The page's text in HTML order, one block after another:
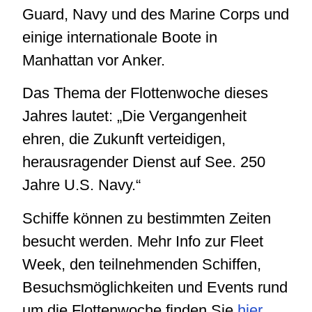
Guard, Navy und des Marine Corps und
einige internationale Boote in
Manhattan vor Anker.
Das Thema der Flottenwoche dieses
Jahres lautet: „Die Vergangenheit
ehren, die Zukunft verteidigen,
herausragender Dienst auf See. 250
Jahre U.S. Navy.“
Schiffe können zu bestimmten Zeiten
besucht werden. Mehr Info zur Fleet
Week, den teilnehmenden Schiffen,
Besuchsmöglichkeiten und Events rund